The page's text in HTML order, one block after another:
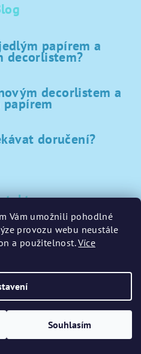
Vám umožnili pohodlné
provozu webu neustále
a použitelnost.Více
Souhlasím
papírem a
decorlistem?
decorlistem a
doručení?
cookies
Shoptet